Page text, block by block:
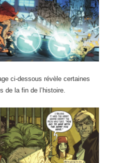
ci-dessous révèle certaines
de la fin de l’histoire.